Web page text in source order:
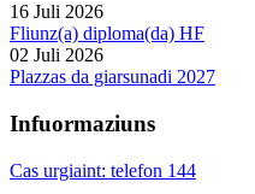
16 Juli 2026
Fliunz(a) diploma(da) HF
02 Juli 2026
Plazzas da giarsunadi 2027
Infuormaziuns
Cas urgiaint: telefon 144